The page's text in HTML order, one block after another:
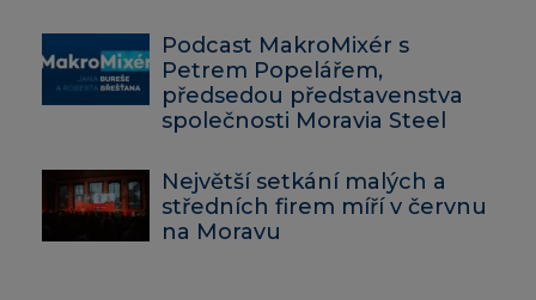
Podcast MakroMixér s
Petrem Popelářem,
předsedou představenstva
společnosti Moravia Steel
Největší setkání malých a
středních firem míří v červnu
na Moravu